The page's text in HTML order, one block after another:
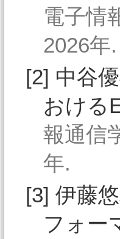
電子情
2026年.
[2] 中谷
おける
報通信
年.
[3] 伊藤
フォー